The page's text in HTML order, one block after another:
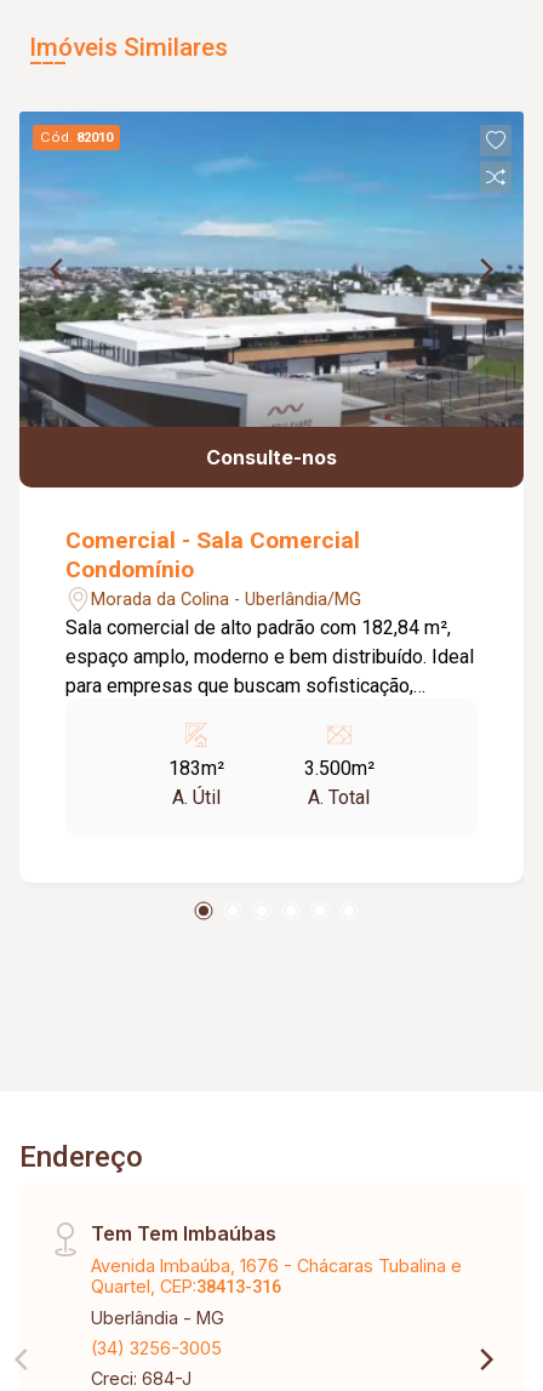
Imóveis Similares
Cód. 82010
Consulte-nos
Comercial - Sala Comercial
Condomínio
Morada da Colina - Uberlândia/MG
Sala comercial de alto padrão com 182,84 m²,
espaço amplo, moderno e bem distribuído. Ideal
para empresas que buscam sofisticação,
atender seus clientes. Excelente oportunidade
para instalação de negócios de alto nível.
183m²
A. Útil
3.500m²
A. Total
Endereço
Tem Tem Imbaúbas
Avenida Imbaúba, 1676 - Chácaras Tubalina e
Quartel, CEP:38413-316
Uberlândia - MG
(34) 3256-3005
Creci: 684-J